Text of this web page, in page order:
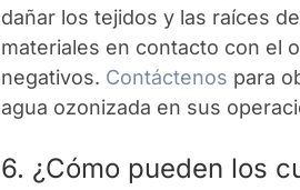
dañar los tejidos y las raíces
materiales en contacto con el
negativos. Contáctenos para
agua ozonizada en sus
6. ¿Cómo pueden los